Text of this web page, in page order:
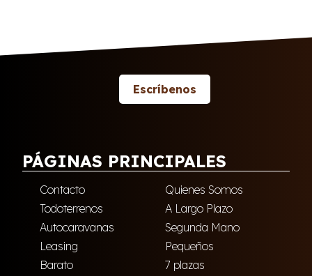
Escríbenos
PÁGINAS PRINCIPALES
Contacto
Quienes Somos
Todoterrenos
A Largo Plazo
Autocaravanas
Segunda Mano
Leasing
Pequeños
Barato
7 plazas